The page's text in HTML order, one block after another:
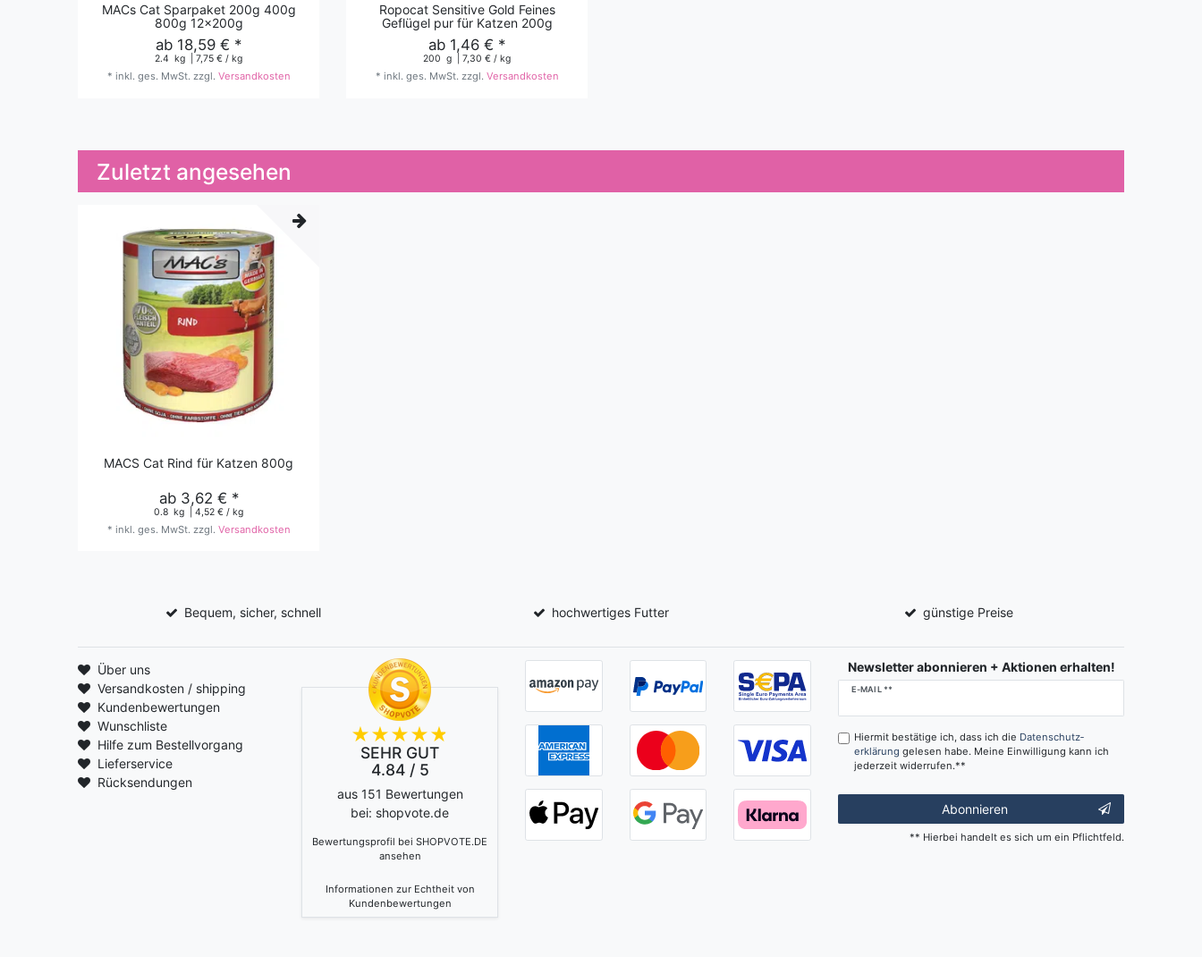
MACs Cat Sparpaket 200g 400g
800g 12x200g
ab 18,59 € *
2.4 kg | 7,75 € / kg
* inkl. ges. MwSt. zzgl. Versandkosten
Ropocat Sensitive Gold Feines
Geflügel pur für Katzen 200g
ab 1,46 € *
200 g | 7,30 € / kg
* inkl. ges. MwSt. zzgl. Versandkosten
Zuletzt angesehen
MACS Cat Rind für Katzen 800g
ab 3,62 € *
0.8 kg | 4,52 € / kg
* inkl. ges. MwSt. zzgl. Versandkosten
Bequem, sicher, schnell hochwertiges Futter günstige Preise
Über uns
Versandkosten / shipping
Kundenbewertungen
Wunschliste
Hilfe zum Bestellvorgang
Lieferservice
Rücksendungen
SEHR GUT
4.84 / 5
aus 151 Bewertungen
bei: shopvote.de
Bewertungsprofil bei SHOPVOTE.DE
ansehen
Informationen zur Echtheit von
Kundenbewertungen
Newsletter abonnieren + Aktionen erhalten!
E-MAIL **
Newsletter
Hiermit bestätige ich, dass ich die Daten­schutz­
erklärung gelesen habe. Meine Einwilligung kann ich
jederzeit widerrufen.**
Abonnieren
** Hierbei handelt es sich um ein Pflichtfeld.